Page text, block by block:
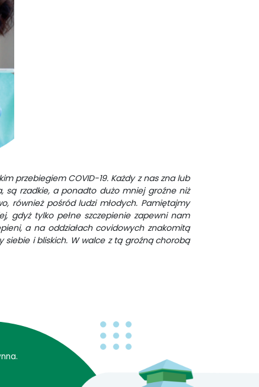
przebiegiem COVID-19. Każdy z nas zna lub
są rzadkie, a ponadto dużo mniej groźne niż
również pośród ludzi młodych. Pamiętajmy
gdyż tylko pełne szczepienie zapewni nam
a na oddziałach covidowych znakomitą
siebie i bliskich. W walce z tą groźną chorobą